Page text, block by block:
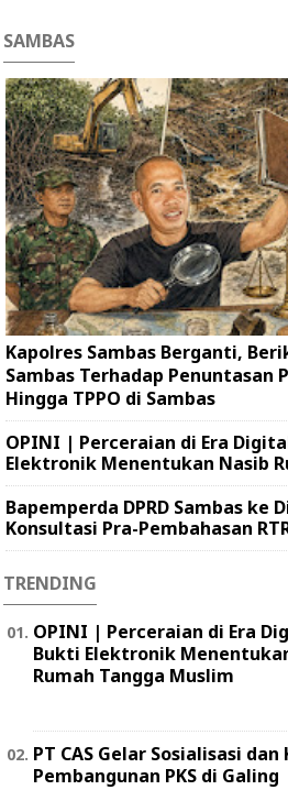
SAMBAS
Kapolres Sambas Berganti,
Sambas Terhadap Penuntasan
Hingga TPPO di Sambas
OPINI | Perceraian di Era
Elektronik Menentukan Nasib
Bapemperda DPRD Sambas ke
Konsultasi Pra-Pembahasan
TRENDING
OPINI | Perceraian di Era
Bukti Elektronik
Rumah Tangga Muslim
PT CAS Gelar Sosialisasi
Pembangunan PKS di Galing